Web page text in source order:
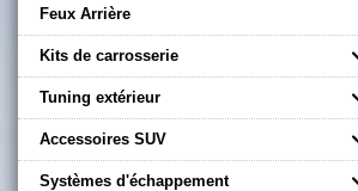
Feux Arrière
Kits de carrosserie
Tuning extérieur
Accessoires SUV
Systèmes d'échappement